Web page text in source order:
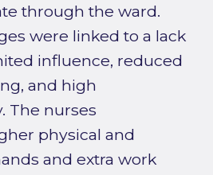
through the ward.
were linked to a lack
influence, reduced
and high
The nurses
physical and
and extra work